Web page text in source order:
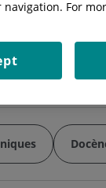
navigation. For